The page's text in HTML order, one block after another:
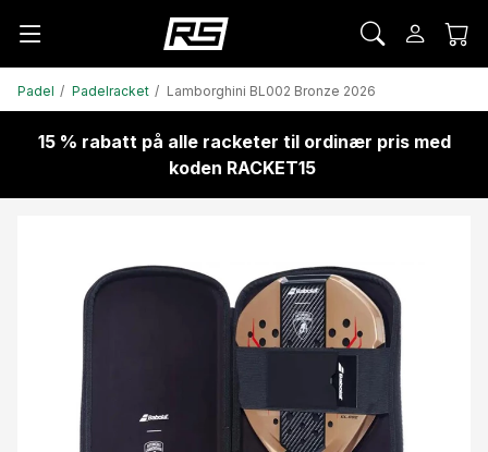
Padel Padelracket Lamborghini BL002 Bronze 2026
15 % rabatt på alle racketer til ordinær pris med
koden RACKET15